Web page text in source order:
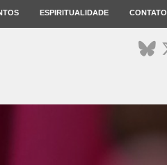
ESPIRITUALIDADE CONTATO